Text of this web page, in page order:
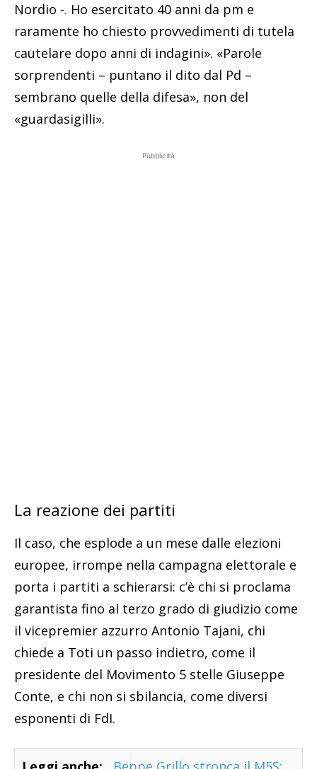
Nordio -. Ho esercitato 40 anni da pm e
raramente ho chiesto provvedimenti di tutela
cautelare dopo anni di indagini». «Parole
sorprendenti – puntano il dito dal Pd –
sembrano quelle della difesa», non del
«guardasigilli».
Pubblicità
La reazione dei partiti
Il caso, che esplode a un mese dalle elezioni
europee, irrompe nella campagna elettorale e
porta i partiti a schierarsi: c’è chi si proclama
garantista fino al terzo grado di giudizio come
il vicepremier azzurro Antonio Tajani, chi
chiede a Toti un passo indietro, come il
presidente del Movimento 5 stelle Giuseppe
Conte, e chi non si sbilancia, come diversi
esponenti di FdI.